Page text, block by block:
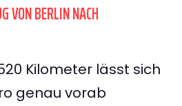
VON BERLIN NACH
Kilometer lässt sich
genau vorab